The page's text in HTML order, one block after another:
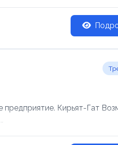
Кирьят-Гат